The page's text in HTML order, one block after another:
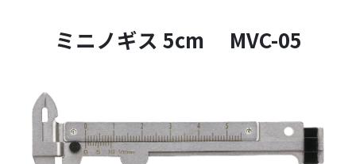
ミニノギス 5cm MVC-05